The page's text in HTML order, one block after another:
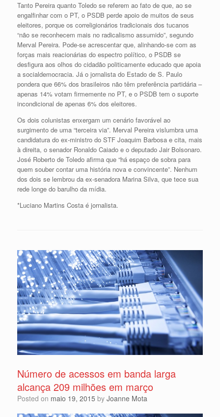
Tanto Pereira quanto Toledo se referem ao fato de que, ao se
engalfinhar com o PT, o PSDB perde apoio de muitos de seus
eleitores, porque os correligionários tradicionais dos tucanos
“não se reconhecem mais no radicalismo assumido”, segundo
Merval Pereira. Pode-se acrescentar que, alinhando-se com as
forças mais reacionárias do espectro político, o PSDB se
desfigura aos olhos do cidadão politicamente educado que apoia
a socialdemocracia. Já o jornalista do Estado de S. Paulo
pondera que 66% dos brasileiros não têm preferência partidária –
apenas 14% votam firmemente no PT, e o PSDB tem o suporte
incondicional de apenas 6% dos eleitores.
Os dois colunistas enxergam um cenário favorável ao
surgimento de uma “terceira via”. Merval Pereira vislumbra uma
candidatura do ex-ministro do STF Joaquim Barbosa e cita, mais
à direita, o senador Ronaldo Caiado e o deputado Jair Bolsonaro.
José Roberto de Toledo afirma que “há espaço de sobra para
quem souber contar uma história nova e convincente”. Nenhum
dos dois se lembrou da ex-senadora Marina Silva, que tece sua
rede longe do barulho da mídia.
*Luciano Martins Costa é jornalista.
Número de acessos em banda larga
alcança 209 milhões em março
Posted on maio 19, 2015 by Joanne Mota